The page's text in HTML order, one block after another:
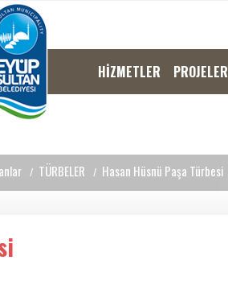
HİZMETLER PROJELER
TÜRBELER Hasan Hüsnü Paşa Türbesi